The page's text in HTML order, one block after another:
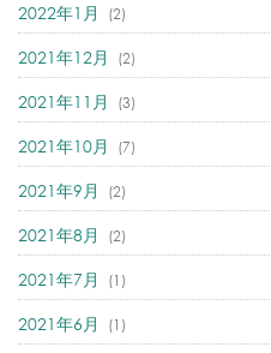
2022年1月 (2)
2021年12月 (2)
2021年11月 (3)
2021年10月 (7)
2021年9月 (2)
2021年8月 (2)
2021年7月 (1)
2021年6月 (1)